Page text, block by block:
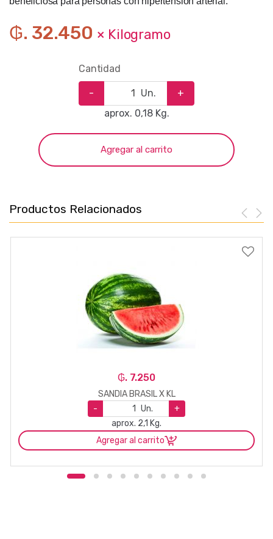
₲. 32.450 × Kilogramo
Cantidad
- Un.
+
aprox. 0,18 Kg.
Agregar al carrito
Productos Relacionados
₲. 7.250
SANDIA BRASIL X KL
-
Un.
+
aprox. 2,1 Kg.
Agregar al carrito